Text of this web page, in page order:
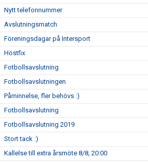
Nytt telefonnummer
Avslutningsmatch
Föreningsdagar på Intersport
Höstfix
Fotbollsavslutning
Fotbollsavslutningen
Påminnelse, fler behövs :)
Fotbollsavslutning
Fotbollsavslutning 2019
Stort tack :)
Kallelse till extra årsmöte 8/8, 20:00